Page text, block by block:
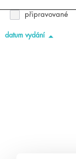
připravované
datum vydání